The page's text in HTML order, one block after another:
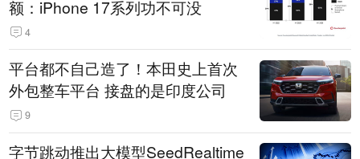
额：iPhone 17系列功不可没
4
平台都不自己造了！本田史上首次
外包整车平台 接盘的是印度公司
9
字节跳动推出大模型SeedRealtime